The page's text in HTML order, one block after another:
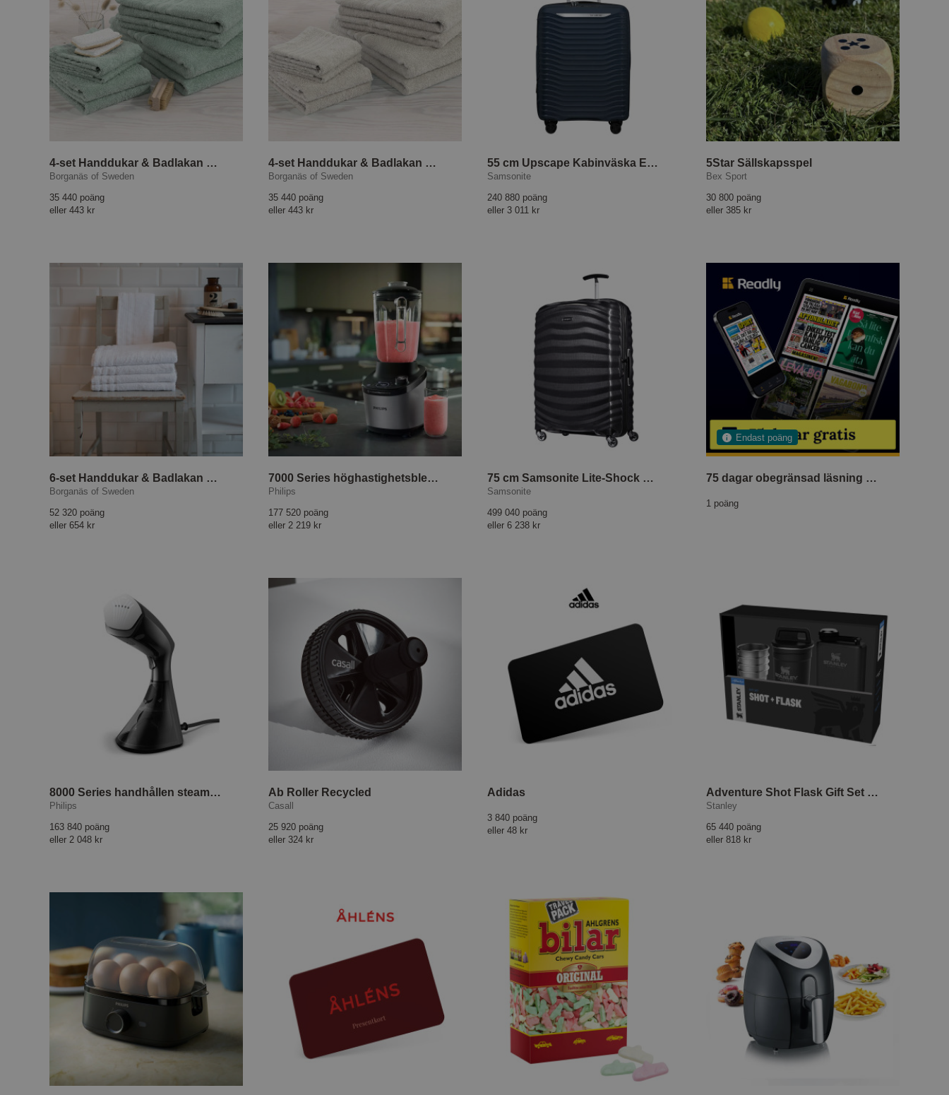
4-set Handdukar & Badlakan Basic Frotté Grön
Borganäs of Sweden
35 440 poäng
eller 443 kr
4-set Handdukar & Badlakan Basic Frotté Sand
Borganäs of Sweden
35 440 poäng
eller 443 kr
55 cm Upscape Kabinväska EXP Blue Nights
Samsonite
240 880 poäng
eller 3 011 kr
5Star Sällskapsspel
Bex Sport
30 800 poäng
eller 385 kr
6-set Handdukar & Badlakan Corfu Eco Flower Frotté
Borganäs of Sweden
52 320 poäng
eller 654 kr
7000 Series höghastighetsblender HR3760/00
Philips
177 520 poäng
eller 2 219 kr
75 cm Samsonite Lite-Shock Spinner Black
Samsonite
499 040 poäng
eller 6 238 kr
Endast poäng
75 dagar obegränsad läsning med Readly
1 poäng
8000 Series handhållen steamer GC800/80
Philips
163 840 poäng
eller 2 048 kr
Ab Roller Recycled
Casall
25 920 poäng
eller 324 kr
Adidas
3 840 poäng
eller 48 kr
Adventure Shot Flask Gift Set Black
Stanley
65 440 poäng
eller 818 kr